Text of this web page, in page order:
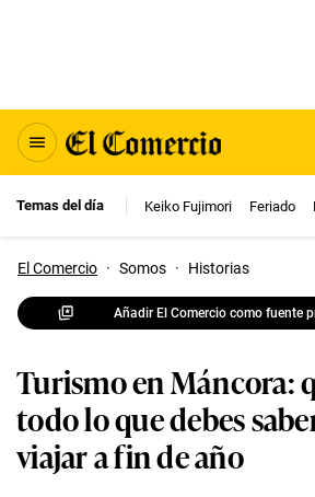
Temas del día Keiko Fujimori Feriado
El Comercio · Somos · Historias
Añadir El Comercio como fuente
Turismo en Máncora:
todo lo que debes
viajar a fin de año